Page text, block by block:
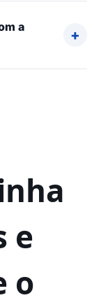
a
e
o